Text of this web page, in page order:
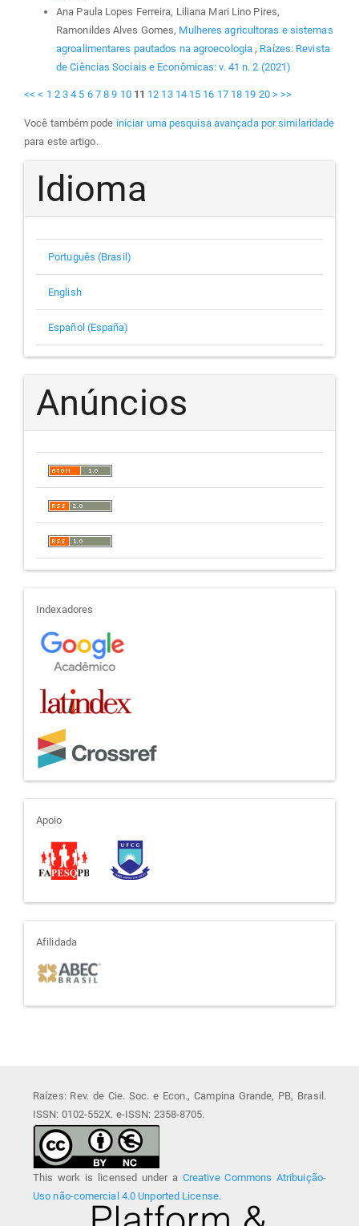
Ana Paula Lopes Ferreira, Liliana Mari Lino Pires,
Ramonildes Alves Gomes, Mulheres agricultoras e sistemas
agroalimentares pautados na agroecologia , Raízes: Revista
de Ciências Sociais e Econômicas: v. 41 n. 2 (2021)
<< < 1 2 3 4 5 6 7 8 9 10 11 12 13 14 15 16 17 18 19 20 > >>
Você também pode iniciar uma pesquisa avançada por similaridade
para este artigo.
Idioma
Português (Brasil)
English
Español (España)
Anúncios
indexadores
Indexadores
apoio
Apoio
afiliada
Afilidada
Raízes: Rev. de Cie. Soc. e Econ., Campina Grande, PB, Brasil.
ISSN: 0102-552X. e-ISSN: 2358-8705.
This work is licensed under a Creative Commons Atribuição-
Uso não-comercial 4.0 Unported License.